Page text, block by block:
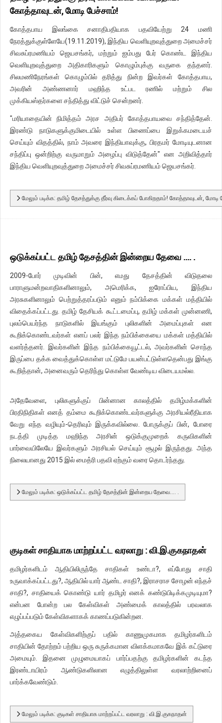
கோத்தாவுடன், மோடி பேச்சாம்!
கோத்தபாய இலங்கை சனாதிபதியாக பதவியேற்று 24 மணி
நேரத்துக்குள்ளேயே(19.11.2019), இந்திய வெளியுறவுத்துறை அமைச்சர்
சிவசுப்ரமணியம் ஜெயசங்கர், மற்றும் ஐம்பது பேர் கொண்ட இந்திய
வெளியுறவுத்துறை அதிகாரிகளும் கொழும்புக்கு வருகை தந்தனர்.
சிலமணிநேரங்கள் கொழும்பில் தரித்து நின்ற இவர்கள் கோத்தபாய,
அவரின் அண்ணனார் மஹிந்த உட்பட ரணில் மற்றும் சில
முக்கியஸ்தர்களை சந்தித்து விட்டுச் சென்றனர்.
"மரியாதையின் நிமித்தம் அரச அதிபர் கோத்தபாயவை சந்தித்தேன்.
இரண்டு நாடுகளுக்குமிடையில் உள்ள பிணைப்பை இறுக்கமடையச்
செய்யும் விதத்தில், நாம் அவரை இந்தியாவுக்கு, பிரதமர் மோடியுடனான
சந்திப்பு ஒன்றிற்கு வருமாறும் அழைப்பு விடுத்தேன்" என அறிவித்தார்
இந்திய வெளியுறவுத்துறை அமைச்சர் சிவசுப்ரமணியம் ஜெயசங்கர்.
மேலும் படிக்க: தமிழ் தேசத்துக்கு தீர்வு கிடைக்கப் போகிறதாம்! கோத்தாவுடன், மோடி
ஒடுக்கப்பட்ட தமிழ் தேசத்தின் இன்றைய தேவை .... .
2009-போர் முடிவின் பின், எமது தேசத்தின் விடுதலை
பாராளுமன்றவாதிகளினாலும், அமெரிக்க, ஐரோப்பிய, இந்திய
அரசுகளினாலும் பெற்றுத்தரப்படும் எனும் நம்பிக்கை மக்கள் மத்தியில்
விதைக்கப்பட்டது. தமிழ் தேசியக் கூட்டமைப்பு, தமிழ் மக்கள் முன்னணி,
புலம்பெயர்ந்த நாடுகளில் இயங்கும் புலிகளின் அமைப்புகள் என
கூறிக்கொண்டவர்கள் எனப் பலர் இந்த நம்பிக்கையை மக்கள் மத்தியில்
வளர்த்தனர். இவர்களின் இந்த நம்பிக்கையூட்டல், அவர்களின் சொந்த
இருப்பை தக்க வைத்துக்கொள்ள மட்டுமே பயன்பட்டுள்ளதென்பது இங்கு
கூறித்தான், அனைவரும் தெரிந்து கொள்ள வேண்டிய விடையமல்ல.
அதேவேளை, புலிகளுக்குப் பின்னான காலத்தில் தமிழ்மக்களின்
பிரதிநிதிகள் எனத் தம்மை கூறிக்கொண்டவர்களுக்கு அரசியல்ரீதியாக
வேறு எந்த வழியும்-தெரிவும் இருக்கவில்லை. போருக்குப் பின், போரை
நடத்தி முடித்த மஹிந்த அரசின் ஒடுக்குமுறைக் கருவிகளின்
பார்வையிலேயே இவர்களும் அரசியல் செய்யும் சூழல் இருந்தது. அந்த
நிலையானது 2015 இல் மைத்ரி பதவி ஏற்கும் வரை தொடர்ந்தது.
மேலும் படிக்க: ஒடுக்கப்பட்ட தமிழ் தேசத்தின் இன்றைய தேவை.... .
குடிகள் சாதியாக மாற்றப்பட்ட வரலாறு : வி.இ.குகநாதன்
தமிழர்களிடம் ஆதியிலிருந்தே சாதிகள் உண்டா?, எப்போது சாதி
உருவாக்கப்பட்டது?, ஆதியில் யார் ஆண்ட சாதி?, இராசராச சோழன் எந்தச்
சாதி?, சாதியைக் கொண்டு யார் தமிழர் எனக் கண்டுபிடிக்கமுடியுமா?
என்பன போன்ற பல கேள்விகள் அண்மைக் காலத்தில் பரவலாக
எழுப்பப்படும் கேள்விகளாகக் காணப்படுகின்றன.
அத்தகைய கேள்விகளிற்குப் பதில் காணுமுகமாக தமிழர்களிடம்
சாதியின் தோற்றம் பற்றிய ஒரு சுருக்கமான விளக்கமாகவே இக் கட்டுரை
அமையும். இதனை முழுமையாகப் பார்ப்பதற்கு தமிழர்களின் கடந்த
இரண்டாயிரம் ஆண்டுகளிலான எழுத்திலுள்ள வரலாற்றினைப்
பார்க்கவேண்டும்.
மேலும் படிக்க: குடிகள் சாதியாக மாற்றப்பட்ட வரலாறு : வி.இ.குகநாதன்